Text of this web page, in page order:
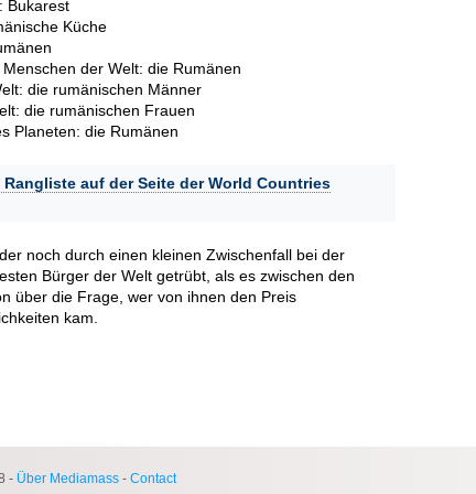
Bukarest
Küche
der Welt: die Rumänen
die rumänischen Männer
die rumänischen Frauen
Planeten: die Rumänen
auf der Seite der World Countries
noch durch einen kleinen Zwischenfall bei der
Bürger der Welt getrübt, als es zwischen den
über die Frage, wer von ihnen den Preis
kam.
- Über Mediamass - Contact